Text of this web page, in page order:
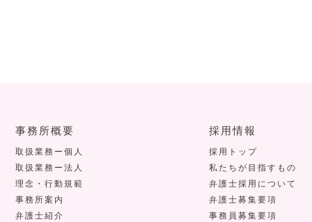
事務所概要
取扱業務ー個人
取扱業務ー法人
理念・行動規範
事務所案内
弁護士紹介
採用情報
採用トップ
私たちが目指すもの
弁護士採用について
弁護士募集要項
事務員募集要項